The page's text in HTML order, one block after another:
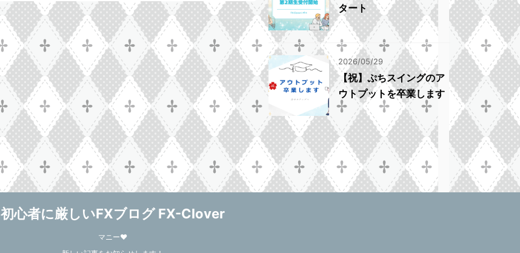
タート
2026/05/29
【祝】ぷちスイングのア
ウトプットを卒業します
初心者に厳しいFXブログ FX-Clover
マニー❤